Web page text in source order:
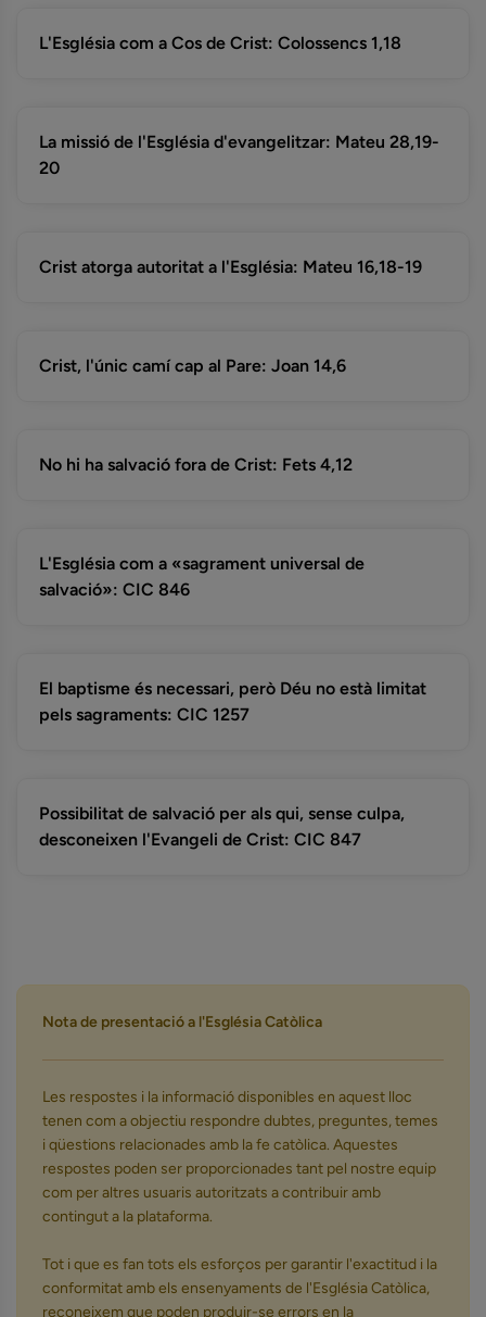
L'Església com a Cos de Crist: Colossencs 1,18
La missió de l'Església d'evangelitzar: Mateu 28,19-
20
Crist atorga autoritat a l'Església: Mateu 16,18-19
Crist, l'únic camí cap al Pare: Joan 14,6
No hi ha salvació fora de Crist: Fets 4,12
L'Església com a «sagrament universal de
salvació»: CIC 846
El baptisme és necessari, però Déu no està limitat
pels sagraments: CIC 1257
Possibilitat de salvació per als qui, sense culpa,
desconeixen l'Evangeli de Crist: CIC 847
Nota de presentació a l'Església Catòlica
Les respostes i la informació disponibles en aquest lloc
tenen com a objectiu respondre dubtes, preguntes, temes
i qüestions relacionades amb la fe catòlica. Aquestes
respostes poden ser proporcionades tant pel nostre equip
com per altres usuaris autoritzats a contribuir amb
contingut a la plataforma.
Tot i que es fan tots els esforços per garantir l'exactitud i la
conformitat amb els ensenyaments de l'Església Catòlica,
reconeixem que poden produir-se errors en la